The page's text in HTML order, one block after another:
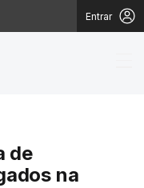
Entrar
de
na